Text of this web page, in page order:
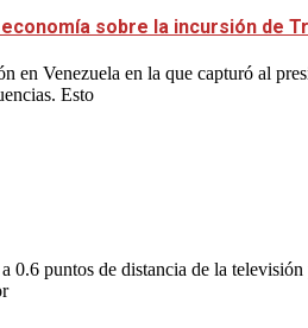
sobre la incursión de
Venezuela en la que capturó al
Esto
puntos de distancia de la